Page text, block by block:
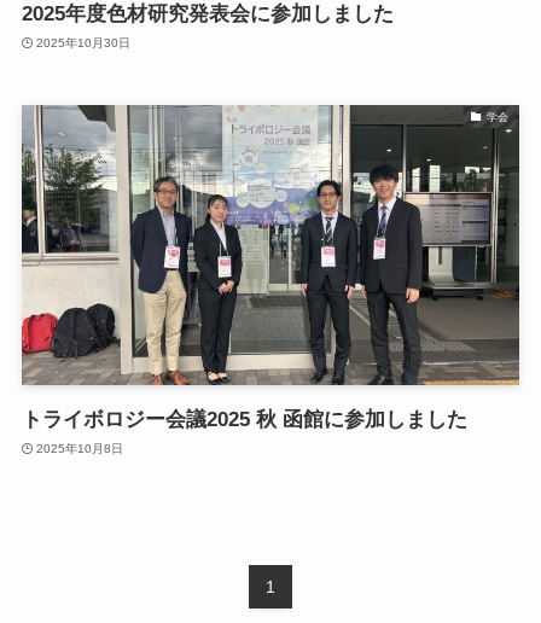
2025年度色材研究発表会に参加しました
2025年10月30日
学会
トライボロジー会議2025 秋 函館に参加しました
2025年10月8日
1